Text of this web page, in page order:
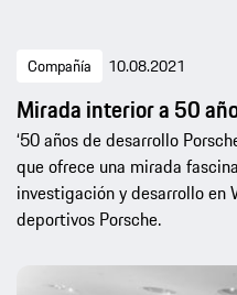
Compañía 10.08.2021
Mirada interior a 50
‘50 años de desarrollo
que ofrece una mirada
investigación y desarrollo en
deportivos Porsche.